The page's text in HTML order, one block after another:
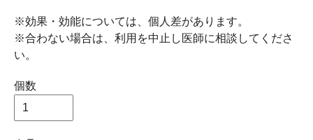
※効果・効能については、個人差があります。
※合わない場合は、利用を中止し医師に相談してくださ
い。
個数